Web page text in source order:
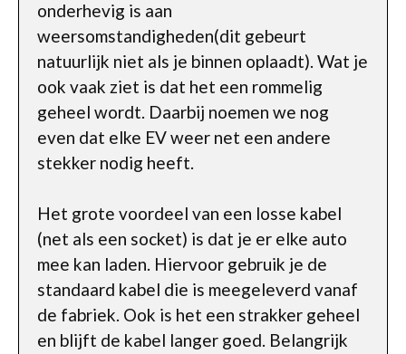
onderhevig is aan
weersomstandigheden(dit gebeurt
natuurlijk niet als je binnen oplaadt). Wat je
ook vaak ziet is dat het een rommelig
geheel wordt. Daarbij noemen we nog
even dat elke EV weer net een andere
stekker nodig heeft.
Het grote voordeel van een losse kabel
(net als een socket) is dat je er elke auto
mee kan laden. Hiervoor gebruik je de
standaard kabel die is meegeleverd vanaf
de fabriek. Ook is het een strakker geheel
en blijft de kabel langer goed. Belangrijk